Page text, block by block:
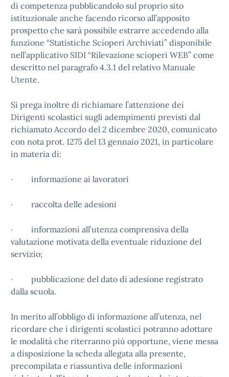
di competenza pubblicandolo sul proprio sito
istituzionale anche facendo ricorso all’apposito
prospetto che sarà possibile estrarre accedendo alla
funzione “Statistiche Scioperi Archiviati” disponibile
nell’applicativo SIDI “Rilevazione scioperi WEB” come
descritto nel paragrafo 4.3.1 del relativo Manuale
Utente.
Si prega inoltre di richiamare l’attenzione dei
Dirigenti scolastici sugli adempimenti previsti dal
richiamato Accordo del 2 dicembre 2020, comunicato
con nota prot. 1275 del 13 gennaio 2021, in particolare
in materia di:
· informazione ai lavoratori
· raccolta delle adesioni
· informazioni all’utenza comprensiva della
valutazione motivata della eventuale riduzione del
servizio;
· pubblicazione del dato di adesione registrato
dalla scuola.
In merito all’obbligo di informazione all’utenza, nel
ricordare che i dirigenti scolastici potranno adottare
le modalità che riterranno più opportune, viene messa
a disposizione la scheda allegata alla presente,
precompilata e riassuntiva delle informazioni